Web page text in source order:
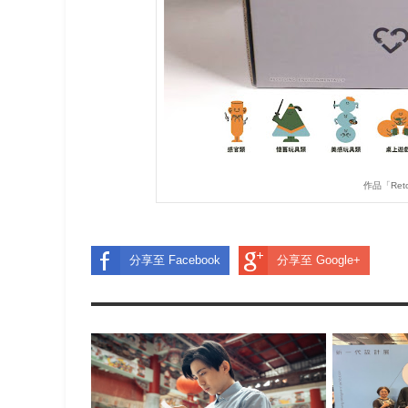
作品「
分享至 Facebook 分享至 Google+